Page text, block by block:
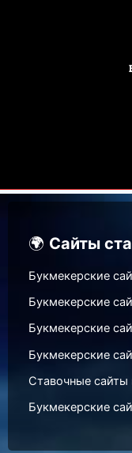
🌍 Сайты
Букмекерские
Букмекерские
Букмекерские
Букмекерские
Ставочные
Букмекерские